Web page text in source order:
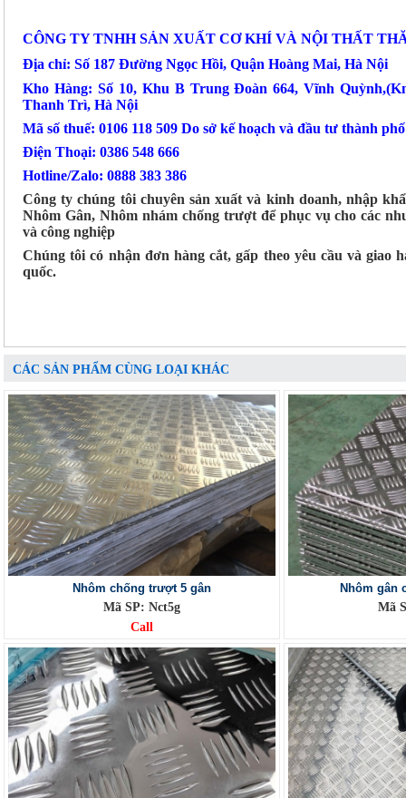
CÔNG TY TNHH SẢN XUẤT CƠ KHÍ VÀ NỘI THẤT
Địa chỉ: Số 187 Đường Ngọc Hồi, Quận Hoàng Mai, Hà Nội
Kho Hàng: Số 10, Khu B Trung Đoàn 664, Vĩnh
Thanh Trì, Hà Nội
Mã số thuế: 0106 118 509 Do sở kế hoạch và đầu tư thành
Điện Thoại: 0386 548 666
Hotline/Zalo: 0888 383 386
Công ty chúng tôi chuyên sản xuất và kinh doanh, nhập
Nhôm Gân, Nhôm nhám chống trượt để phục vụ cho các
và công nghiệp
Chúng tôi có nhận đơn hàng cắt, gấp theo yêu cầu và giao
quốc.
CÁC SẢN PHẨM CÙNG LOẠI KHÁC
Nhôm chống trượt 5 gân
Mã SP: Nct5g
Call
Nhôm gân
Mã